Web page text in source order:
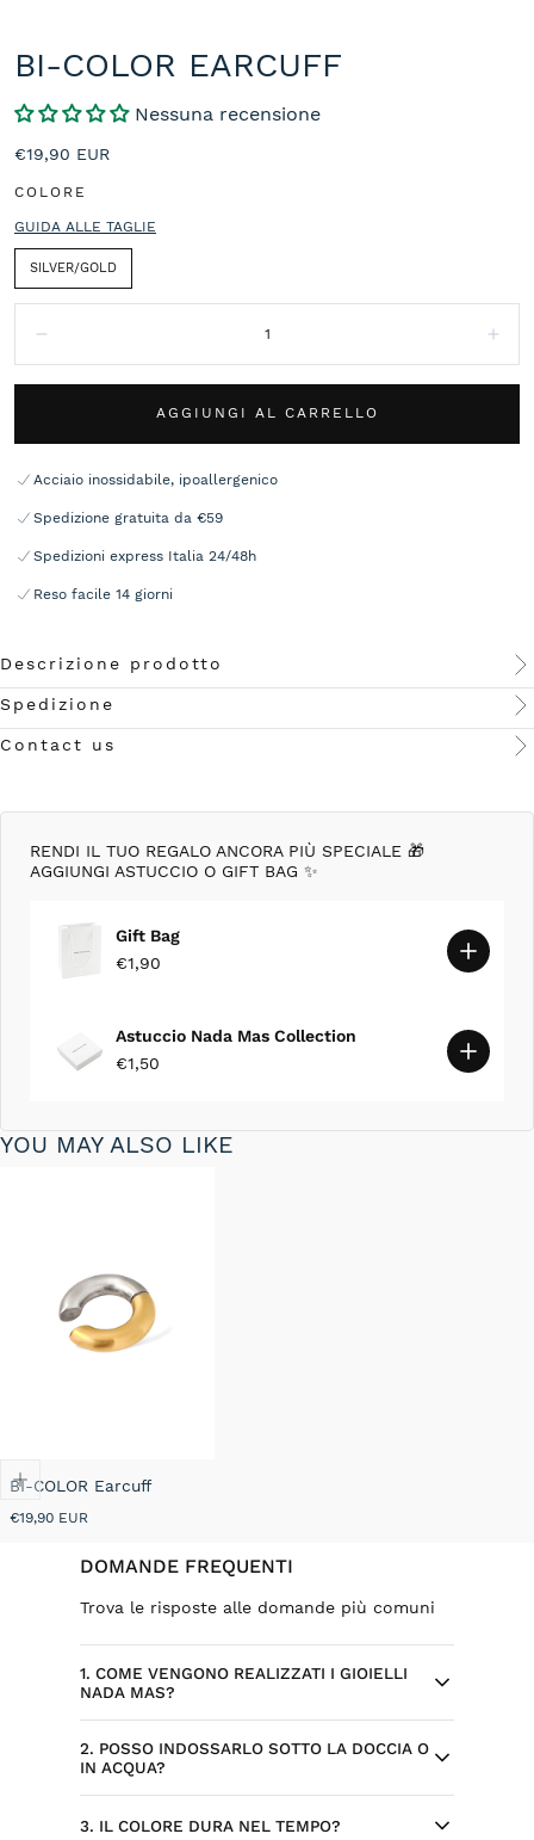
modale
BI-COLOR EARCUFF
Nessuna recensione
Prezzo
€19,90 EUR
COLORE
GUIDA ALLE TAGLIE
SILVER/GOLD
AGGIUNGI AL CARRELLO
Acciaio inossidabile, ipoallergenico
Spedizione gratuita da €59
Spedizioni express Italia 24/48h
Reso facile 14 giorni
Descrizione prodotto
Spedizione
Contact us
RENDI IL TUO REGALO ANCORA PIÙ SPECIALE 🎁
AGGIUNGI ASTUCCIO O GIFT BAG ✨
Gift Bag
€1,90
Astuccio Nada Mas Collection
€1,50
YOU MAY ALSO LIKE
BI-COLOR Earcuff
Prezzo
€19,90 EUR
DOMANDE FREQUENTI
Trova le risposte alle domande più comuni
1. COME VENGONO REALIZZATI I GIOIELLI
NADA MAS?
Ogni gioiello Nada Mas nasce da design
selezionati ed esclusivi, sviluppati per il
brand. Alcuni modelli sono progettati
internamente, con attenzione a dettagli,
2. POSSO INDOSSARLO SOTTO LA DOCCIA O
IN ACQUA?
Sì, l’acciaio inossidabile è resistente
3. IL COLORE DURA NEL TEMPO?